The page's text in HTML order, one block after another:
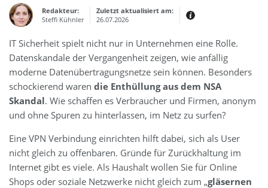
Redakteur:
Steffi Kühnler
Zuletzt aktualisiert am:
26.07.2026
Thema:
Erfahrungen:
Produkt- und Kategorietexte sowie
Newsberichte
Mein Werdegang ist relativ bunt,
denn ich habe zuerst eine praktische
abgeschlossen und später noch ein
IT Sicherheit spielt nicht nur in Unternehmen eine Rolle.
Datenskandale der Vergangenheit zeigen, wie anfällig
moderne Datenübertragungsnetze sein können. Besonders
schockierend waren die Enthüllung aus dem NSA
Skandal. Wie schaffen es Verbraucher und Firmen, anonym
und ohne Spuren zu hinterlassen, im Netz zu surfen?
Eine VPN Verbindung einrichten hilft dabei, sich als User
nicht gleich zu offenbaren. Gründe für Zurückhaltung im
Internet gibt es viele. Als Haushalt wollen Sie für Online
Shops oder soziale Netzwerke nicht gleich zum „gläsernen